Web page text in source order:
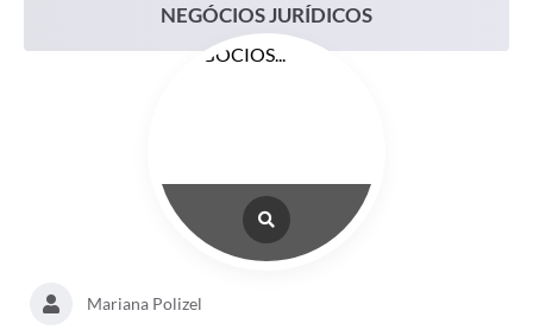
NEGÓCIOS JURÍDICOS
Mariana Polizel